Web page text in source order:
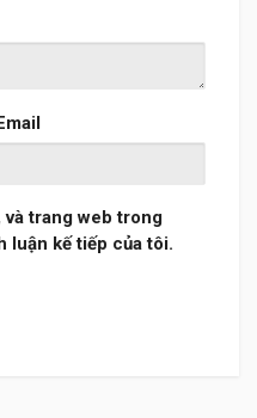
trang web trong
luận kế tiếp của tôi.